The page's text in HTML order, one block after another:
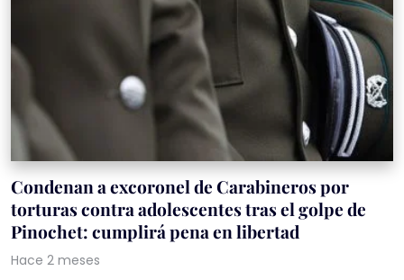
Condenan a excoronel de Carabineros por
torturas contra adolescentes tras el golpe de
Pinochet: cumplirá pena en libertad
Hace 2 meses